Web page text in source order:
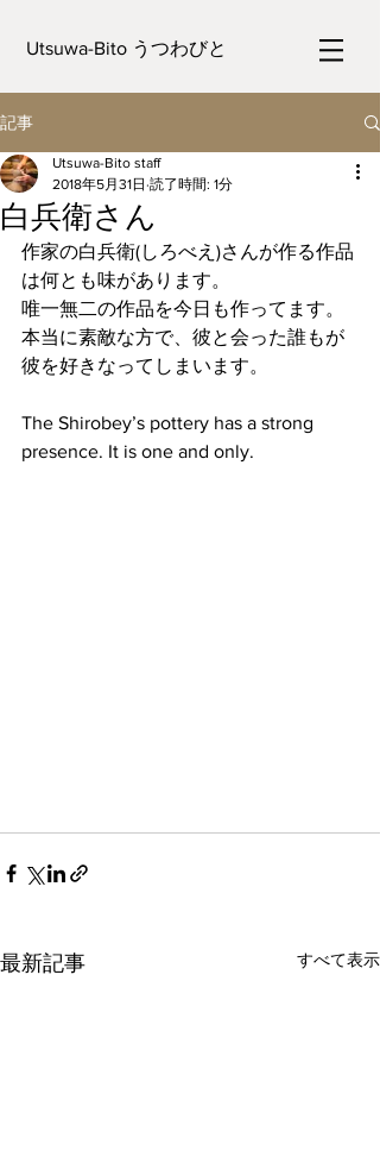
Utsuwa-Bito うつわびと
記事
白兵衛さん
Utsuwa-Bito staff
2018年5月31日 読了時間: 1分
作家の白兵衛(しろべえ)さんが作る作品
は何とも味があります。
唯一無二の作品を今日も作ってます。
本当に素敵な方で、彼と会った誰もが
彼を好きなってしまいます。
The Shirobey’s pottery has a strong
presence. It is one and only.
最新記事 すべて表示